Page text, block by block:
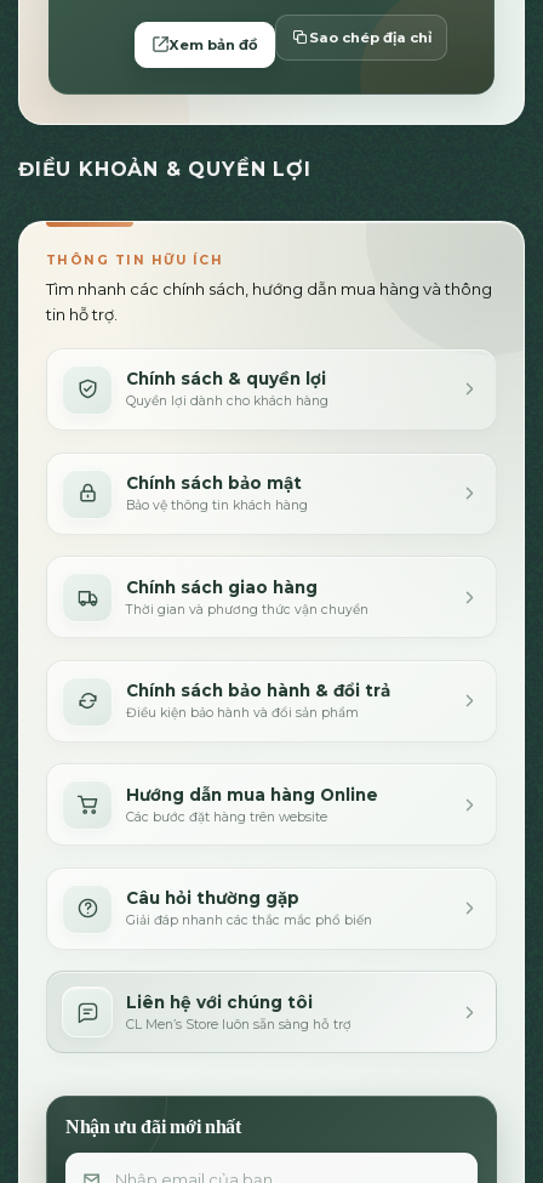
Xem bản đồ Sao chép địa chỉ
ĐIỀU KHOẢN & QUYỀN LỢI
THÔNG TIN HỮU ÍCH
Tìm nhanh các chính sách, hướng dẫn mua hàng và thông
tin hỗ trợ.
Chính sách & quyền lợi
Quyền lợi dành cho khách hàng
Chính sách bảo mật
Bảo vệ thông tin khách hàng
Chính sách giao hàng
Thời gian và phương thức vận chuyển
Chính sách bảo hành & đổi trả
Điều kiện bảo hành và đổi sản phẩm
Hướng dẫn mua hàng Online
Các bước đặt hàng trên website
Câu hỏi thường gặp
Giải đáp nhanh các thắc mắc phổ biến
Liên hệ với chúng tôi
CL Men’s Store luôn sẵn sàng hỗ trợ
Nhận ưu đãi mới nhất
Email